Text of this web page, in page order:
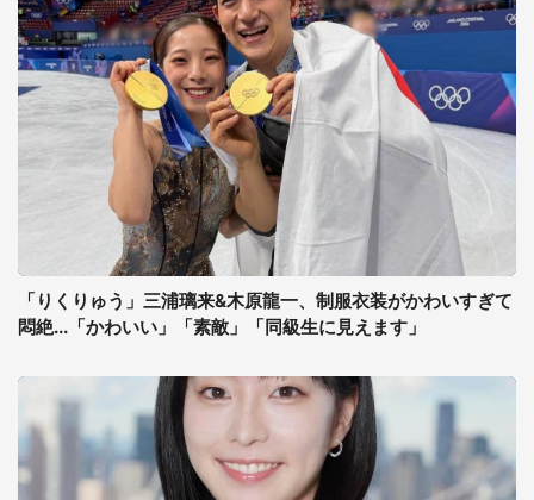
「りくりゅう」三浦璃来&木原龍一、制服衣装がかわいすぎて
悶絶...「かわいい」「素敵」「同級生に見えます」